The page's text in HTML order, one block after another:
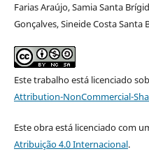
Farias Araújo, Samia Santa
Gonçalves, Sineide Costa Santa
Este trabalho está licenciado
Attribution-NonCommercial-
Este obra está licenciado com
Atribuição 4.0 Internacional.